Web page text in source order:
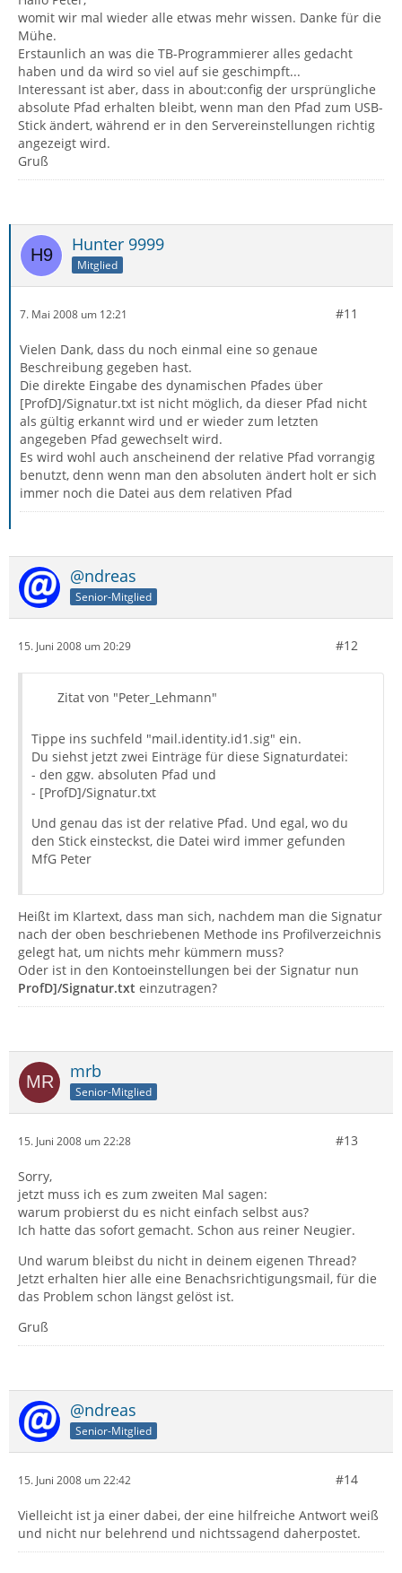
womit wir mal wieder alle etwas mehr wissen. Danke für die
Mühe.
Erstaunlich an was die TB-Programmierer alles gedacht
haben und da wird so viel auf sie geschimpft...
Interessant ist aber, dass in about:config der ursprüngliche
absolute Pfad erhalten bleibt, wenn man den Pfad zum USB-
Stick ändert, während er in den Servereinstellungen richtig
angezeigt wird.
Gruß
Hunter 9999
Mitglied
7. Mai 2008 um 12:21 #11
Vielen Dank, dass du noch einmal eine so genaue
Beschreibung gegeben hast.
Die direkte Eingabe des dynamischen Pfades über
[ProfD]/Signatur.txt ist nicht möglich, da dieser Pfad nicht
als gültig erkannt wird und er wieder zum letzten
angegeben Pfad gewechselt wird.
Es wird wohl auch anscheinend der relative Pfad vorrangig
benutzt, denn wenn man den absoluten ändert holt er sich
immer noch die Datei aus dem relativen Pfad
@ndreas
Senior-Mitglied
15. Juni 2008 um 20:29 #12
Zitat von "Peter_Lehmann"
Tippe ins suchfeld "mail.identity.id1.sig" ein.
Du siehst jetzt zwei Einträge für diese Signaturdatei:
- den ggw. absoluten Pfad und
- [ProfD]/Signatur.txt
Und genau das ist der relative Pfad. Und egal, wo du
den Stick einsteckst, die Datei wird immer gefunden
MfG Peter
Heißt im Klartext, dass man sich, nachdem man die Signatur
nach der oben beschriebenen Methode ins Profilverzeichnis
gelegt hat, um nichts mehr kümmern muss?
Oder ist in den Kontoeinstellungen bei der Signatur nun
ProfD]/Signatur.txt einzutragen?
mrb
Senior-Mitglied
15. Juni 2008 um 22:28 #13
Sorry,
jetzt muss ich es zum zweiten Mal sagen:
warum probierst du es nicht einfach selbst aus?
Ich hatte das sofort gemacht. Schon aus reiner Neugier.
Und warum bleibst du nicht in deinem eigenen Thread?
Jetzt erhalten hier alle eine Benachsrichtigungsmail, für die
das Problem schon längst gelöst ist.
Gruß
@ndreas
Senior-Mitglied
15. Juni 2008 um 22:42 #14
Vielleicht ist ja einer dabei, der eine hilfreiche Antwort weiß
und nicht nur belehrend und nichtssagend daherpostet.